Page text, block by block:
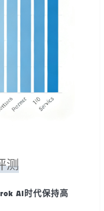
测
AI时代保持高